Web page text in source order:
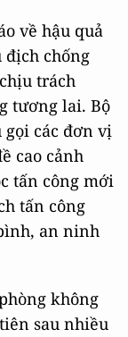
về hậu quả
địch chống
trách
tương lai. Bộ
các đơn vị
cao cảnh
tấn công mới
tấn công
an ninh
không
sau nhiều